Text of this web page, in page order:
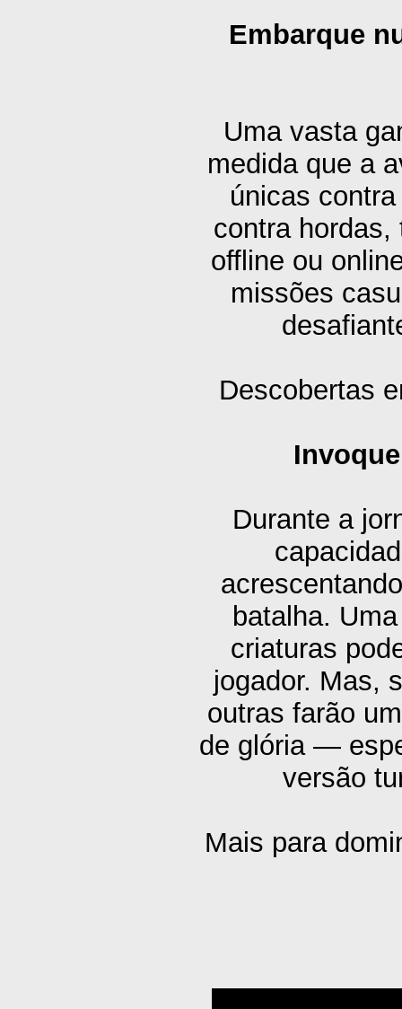
Embarque
Uma vasta
medida que a
únicas
contra
offline ou
missões
Descobertas
Durante a
batalha.
criaturas
jogador. Mas,
outras farão
de glória —
versão
Mais para